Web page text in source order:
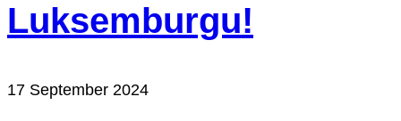
Luksemburgu!
17 September 2024